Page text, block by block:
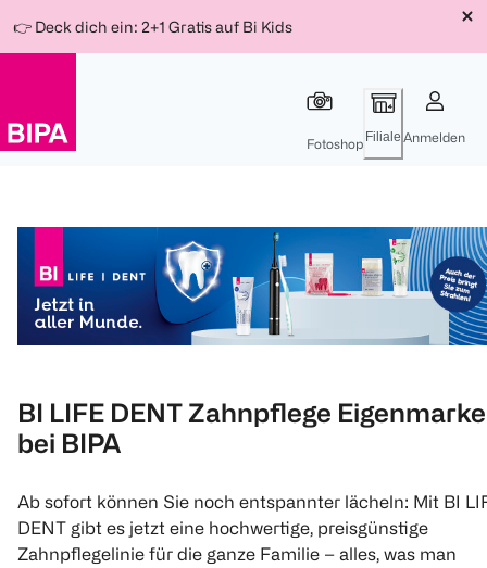
Für
150 Ös
Für
300 Ös
Für
500 Ös
zum
👉 Deck dich ein: 2+1 Gratis auf Bi Kids
Fotoshop Filiale Anmelden
BI LIFE DENT Zahnpflege Eigenmarke
bei BIPA
Ab sofort können Sie noch entspannter lächeln: Mit BI
DENT gibt es jetzt eine hochwertige, preisgünstige
Zahnpflegelinie für die ganze Familie – alles, was man